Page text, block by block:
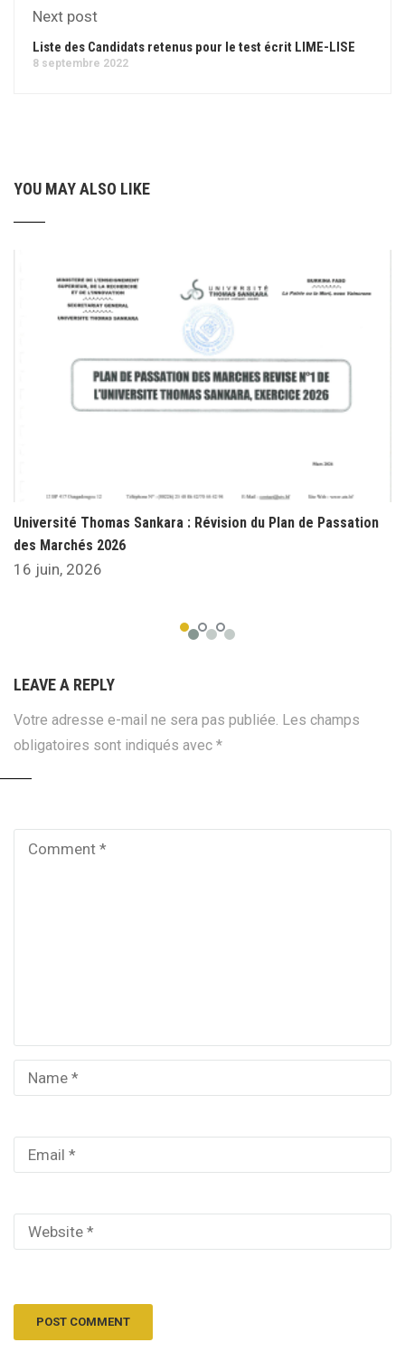
Next post
Liste des Candidats retenus pour le test écrit LIME-LISE
8 septembre 2022
YOU MAY ALSO LIKE
Université Thomas Sankara : Révision du Plan de Passation
des Marchés 2026
16 juin, 2026
LEAVE A REPLY
Votre adresse e-mail ne sera pas publiée. Les champs
obligatoires sont indiqués avec *